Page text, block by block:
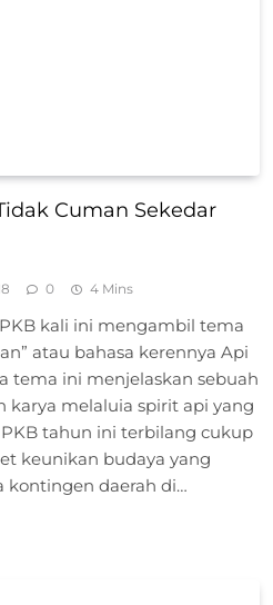
Cuman Sekedar
0 4 Mins
kali ini mengambil tema
atau bahasa kerennya Api
tema ini menjelaskan sebuah
karya melaluia spirit api yang
tahun ini terbilang cukup
keunikan budaya yang
kontingen daerah di…